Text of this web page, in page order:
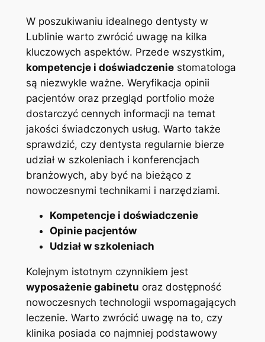
W poszukiwaniu idealnego dentysty w
Lublinie warto zwrócić uwagę na kilka
kluczowych aspektów. Przede wszystkim,
kompetencje i doświadczeniestomatologa
są niezwykle ważne. Weryfikacja opinii
pacjentów oraz przegląd portfolio może
dostarczyć cennych informacji na temat
jakości świadczonych usług. Warto także
sprawdzić, czy dentysta regularnie bierze
udział w szkoleniach i konferencjach
branżowych, aby być na bieżąco z
nowoczesnymi technikami i narzędziami.
Kompetencje i doświadczenie
Opinie pacjentów
Udział w szkoleniach
Kolejnym istotnym czynnikiem jest
wyposażenie gabinetu oraz dostępność
nowoczesnych technologii wspomagających
leczenie. Warto zwrócić uwagę na to, czy
klinika posiada co najmniej podstawowy